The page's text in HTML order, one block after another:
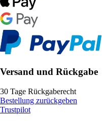
Versand und Rückgabe
30 Tage Rückgaberecht
Bestellung zurückgeben
Trustpilot